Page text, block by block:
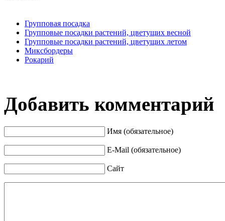
Групповая посадка
Групповые посадки растений, цветущих весной
Групповые посадки растений, цветущих летом
Миксбордеры
Рокарий
Добавить комментарий
Имя (обязательное)
E-Mail (обязательное)
Сайт